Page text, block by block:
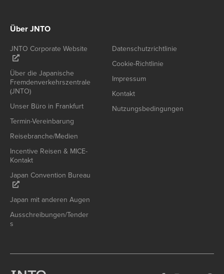
Über JNTO
JNTO Corporate Website
Über die Japanische
Fremdenverkehrszentrale
(JNTO)
Unser Büro in Frankfurt
Termin-Vereinbarung
Reisebranche/Medien
Incentive Reisen & MICE-
Kontakt
Japan Convention Bureau
Japan mit anderen Augen
Ausschreibungen/Tender
s
Datenschutzrichtlinie
Cookie-Richtlinie
Impressum
Kontakt
Nutzungsbedingungen